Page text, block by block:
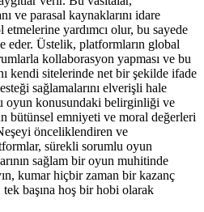
ve parasal kaynaklarını idare
yardımcı olur, bu sayede
eder. Üstelik, platformların global
kollaborasyon yapması ve bu
kendi sitelerinde net bir şekilde ifade
sağlamalarını elverişli hale
oyun konusundaki belirginliği ve
bütünsel emniyeti ve moral değerleri
önceliklendiren ve
sürekli sorumlu oyun
sağlam bir oyun muhitinde
kumar hiçbir zaman bir kazanç
tek başına hoş bir hobi olarak